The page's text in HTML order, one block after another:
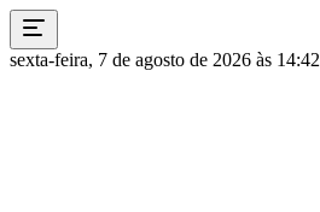
sexta-feira, 7 de agosto de 2026 às 14:42